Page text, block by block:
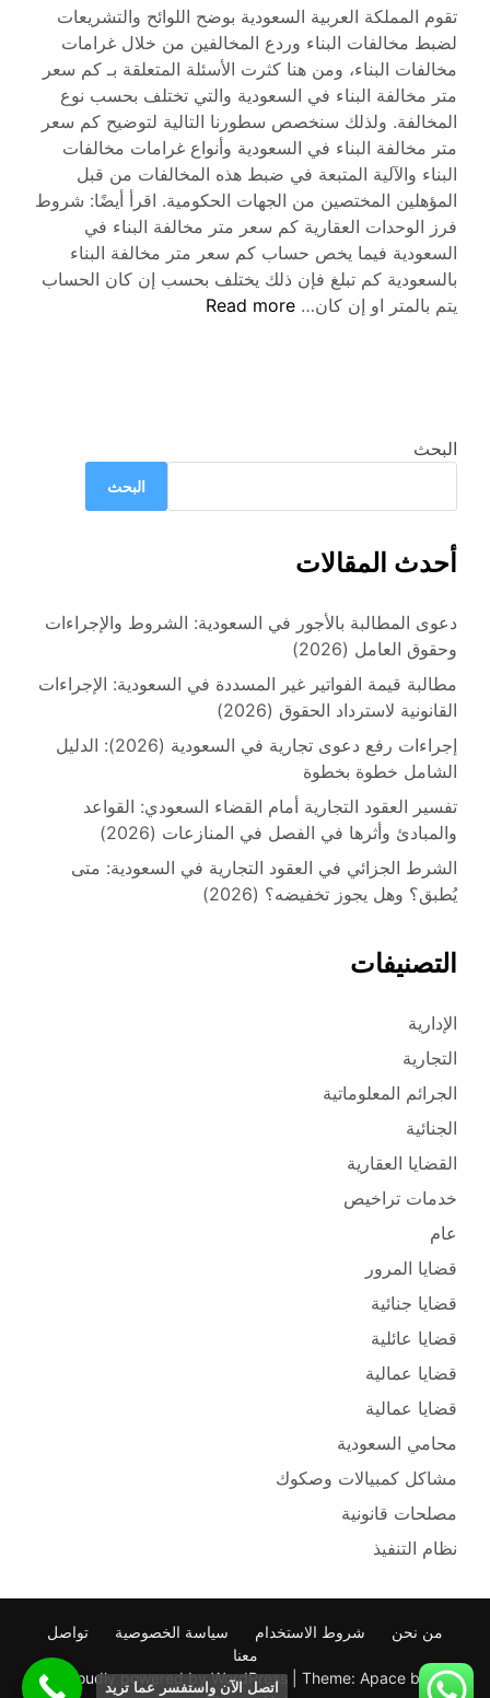
تقوم المملكة العربية السعودية بوضح اللوائح والتشريعات
لضبط مخالفات البناء وردع المخالفين من خلال غرامات
مخالفات البناء، ومن هنا كثرت الأسئلة المتعلقة بـ كم سعر
متر مخالفة البناء في السعودية والتي تختلف بحسب نوع
المخالفة. ولذلك سنخصص سطورنا التالية لتوضيح كم سعر
متر مخالفة البناء في السعودية وأنواع غرامات مخالفات
البناء والآلية المتبعة في ضبط هذه المخالفات من قبل
المؤهلين المختصين من الجهات الحكومية. اقرأ أيضًا: شروط
فرز الوحدات العقارية كم سعر متر مخالفة البناء في
السعودية فيما يخص حساب كم سعر متر مخالفة البناء
بالسعودية كم تبلغ فإن ذلك يختلف بحسب إن كان الحساب
يتم بالمتر او إن كان… كم
السعودية
مخالفات
Read more
البحث
البحث
أحدث المقالات
دعوى المطالبة بالأجور في السعودية: الشروط والإجراءات
وحقوق العامل (2026)
مطالبة قيمة الفواتير غير المسددة في السعودية: الإجراءات
القانونية لاسترداد الحقوق (2026)
إجراءات رفع دعوى تجارية في السعودية (2026): الدليل
الشامل خطوة بخطوة
تفسير العقود التجارية أمام القضاء السعودي: القواعد
والمبادئ وأثرها في الفصل في المنازعات (2026)
الشرط الجزائي في العقود التجارية في السعودية: متى
يُطبق؟ وهل يجوز تخفيضه؟ (2026)
التصنيفات
الإدارية
التجارية
الجرائم المعلوماتية
الجنائية
القضايا العقارية
خدمات تراخيص
عام
قضايا المرور
قضايا جنائية
قضايا عائلية
قضايا عمالية
قضايا عمالية
محامي السعودية
مشاكل كمبيالات وصكوك
مصلحات قانونية
نظام التنفيذ
من نحن شروط الاستخدام سياسة الخصوصية
تواصل
معنا
Proudly powered by WordPress
Theme: Apace by
اتصل الآن واستفسر عما تريد